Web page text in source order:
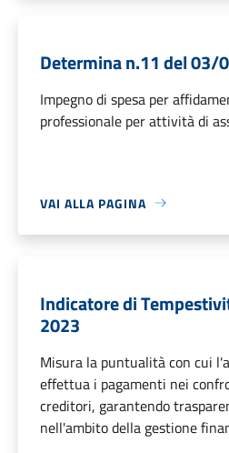
Determina n.11 del 03/
Impegno di spesa per
professionale per attività di
VAI ALLA PAGINA
Indicatore di
2023
Misura la puntualità con cui
effettua i pagamenti nei
creditori, garantendo
nell'ambito della gestione